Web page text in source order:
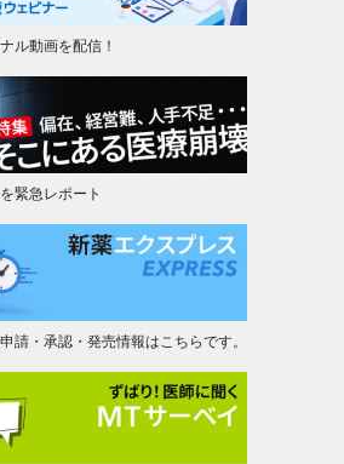
ル動画を配信！
緊急レポート
請・承認・発売情報はこちらです。